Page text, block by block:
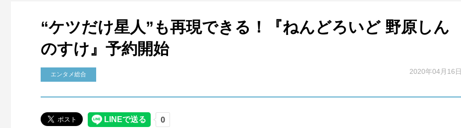
“ケツだけ星人”も再現できる！『ねんどろいど 野原しん
のすけ』予約開始
エンタメ総合 2020年04月16日